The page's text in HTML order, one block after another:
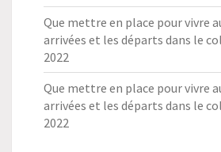
Que mettre en place pour vivre
arrivées et les départs dans le
2022
Que mettre en place pour vivre
arrivées et les départs dans le
2022